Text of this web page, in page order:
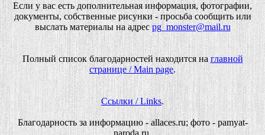
Если у вас есть дополнительная информация, фотографии,
документы, собственные рисунки - просьба сообщить или
выслать материалы на адресpg_monster@mail.ru
Полный список благодарностей находится наглавной
странице / Main page.
Ссылки / Links.
Благодарность за информацию - allaces.ru; фото - pamyat-